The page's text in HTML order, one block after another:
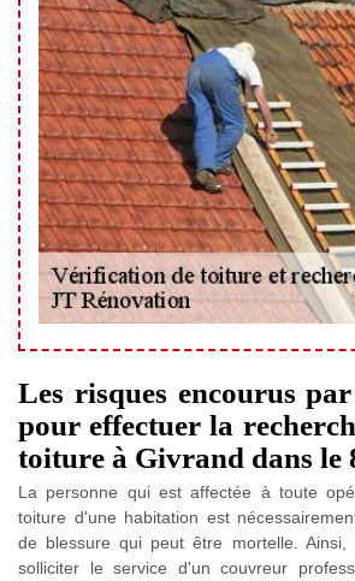
Les risques encourus
pour effectuer la
toiture à Givrand dans le
La personne qui est affectée à toute
toiture d'une habitation est
de blessure qui peut être mortelle. Ainsi,
solliciter le service d'un couvreur